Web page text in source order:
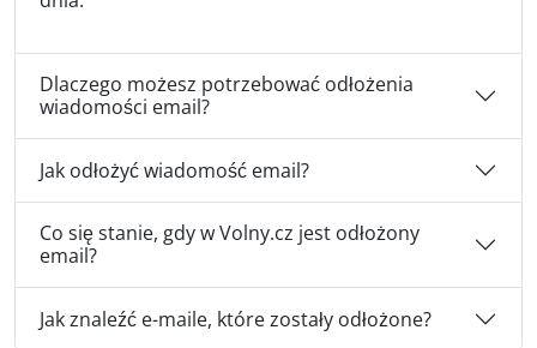
Dlaczego możesz potrzebować odłożenia
wiadomości email?
Jak odłożyć wiadomość email?
Co się stanie, gdy w Volny.cz jest odłożony
email?
Jak znaleźć e-maile, które zostały odłożone?